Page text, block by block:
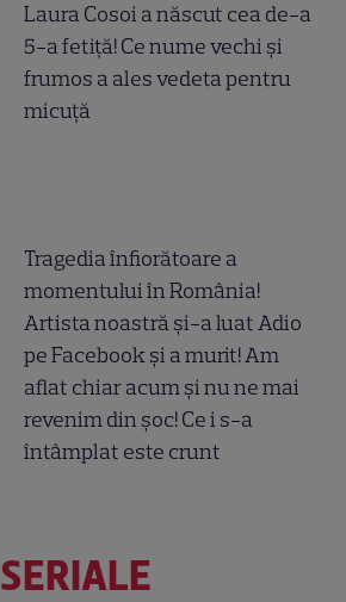
Laura Cosoi a născut cea de-a
5-a fetiță! Ce nume vechi și
frumos a ales vedeta pentru
micuță
Tragedia înfiorătoare a
momentului în România!
Artista noastră și-a luat Adio
pe Facebook și a murit! Am
aflat chiar acum și nu ne mai
revenim din șoc! Ce i s-a
întâmplat este crunt
SERIALE